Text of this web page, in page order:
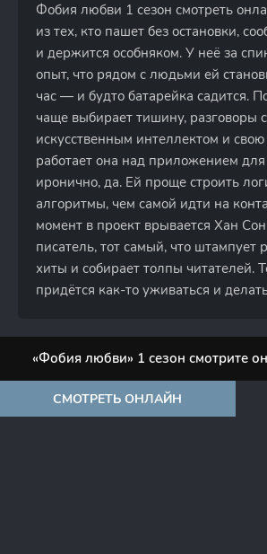
Фобия любви 1 сезон смотреть
из тех, кто пашет без остановки,
и держится особняком. У неё за
опыт, что рядом с людьми ей
час — и будто батарейка садится.
чаще выбирает тишину, разговоры с
искусственным интеллектом и
работает она над приложением
иронично, да. Ей проще строить
алгоритмы, чем самой идти на
момент в проект врывается Хан
писатель, тот самый, что штампует
хиты и собирает толпы читателей.
придётся как-то уживаться и
«Фобия любви» 1 сезон смотрите
СМОТРЕТЬ ОНЛАЙН